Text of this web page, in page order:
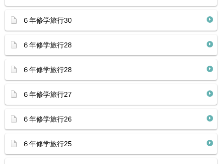
６年修学旅行30
６年修学旅行28
６年修学旅行28
６年修学旅行27
６年修学旅行26
６年修学旅行25